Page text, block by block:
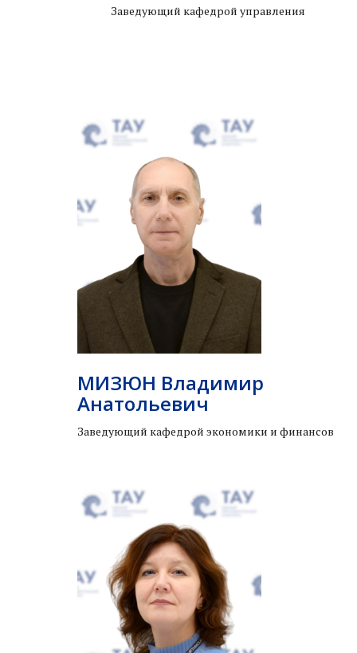
Заведующий кафедрой управления
МИЗЮН Владимир
Анатольевич
Заведующий кафедрой экономики и финансов